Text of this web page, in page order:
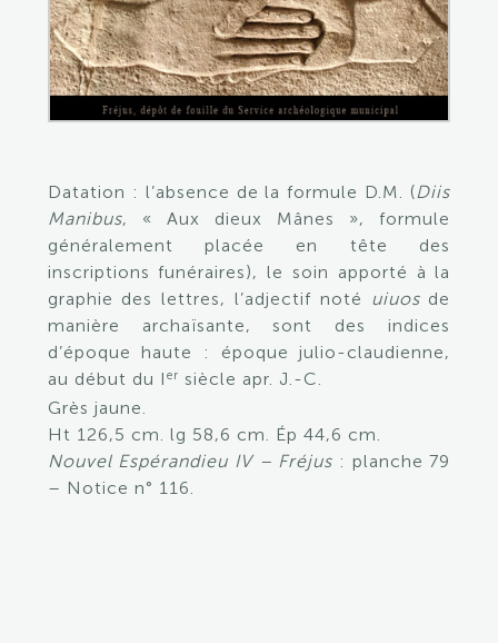
Datation : l’absence de la formule D.M. (Diis
Manibus, « Aux dieux Mânes », formule
généralement placée en tête des
inscriptions funéraires), le soin apporté à la
graphie des lettres, l’adjectif noté uiuosde
manière archaïsante, sont des indices
d’époque haute : époque julio-claudienne,
au début du I er siècle apr. J.-C.
Grès jaune.
Ht 126,5 cm. lg 58,6 cm. Ép 44,6 cm.
Nouvel Espérandieu IV – Fréjus : planche 79
– Notice n° 116.